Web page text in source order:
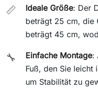
📏 Ideale Größe: Der
beträgt 25 cm, die
beträgt 45 cm,
🔧 Einfache Montage:
Fuß, den Sie leicht
um Stabilität zu